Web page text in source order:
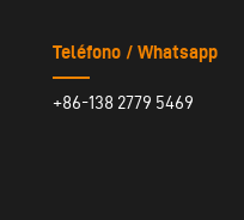
Teléfono / Whatsapp
+86-138 2779 5469